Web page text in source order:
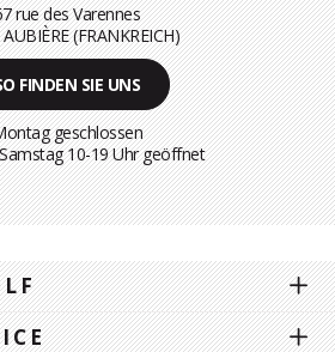
rue des Varennes
(FRANKREICH)
FINDEN SIE UNS
geschlossen
10-19 Uhr geöffnet